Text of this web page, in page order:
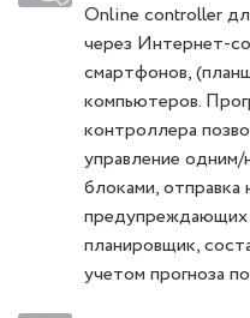
Online controller
через Интернет-
смартфонов,
компьютеров.
контроллера
управление
блоками,
предупреждающих
планировщик,
учетом прогноза